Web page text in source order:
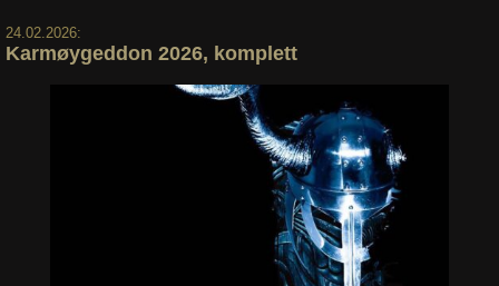
24.02.2026:
Karmøygeddon 2026, komplett